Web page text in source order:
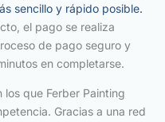
sencillo y rápido posible.
el pago se realiza
de pago seguro y
en completarse.
los que Ferber Painting
Gracias a una red